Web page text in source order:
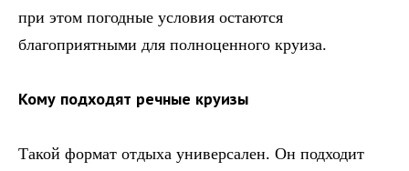
при этом погодные условия остаются
благоприятными для полноценного круиза.
Кому подходят речные круизы
Такой формат отдыха универсален. Он подходит